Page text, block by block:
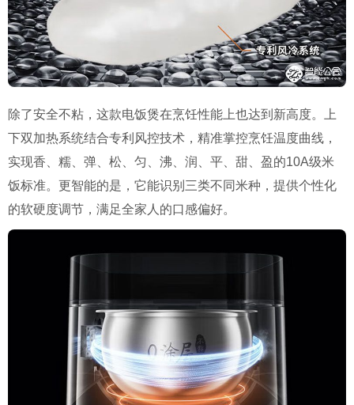
除了安全不粘，这款电饭煲在烹饪性能上也达到新高度。上
下双加热系统结合专利风控技术，精准掌控烹饪温度曲线，
实现香、糯、弹、松、匀、沸、润、平、甜、盈的10A级米
饭标准。更智能的是，它能识别三类不同米种，提供个性化
的软硬度调节，满足全家人的口感偏好。